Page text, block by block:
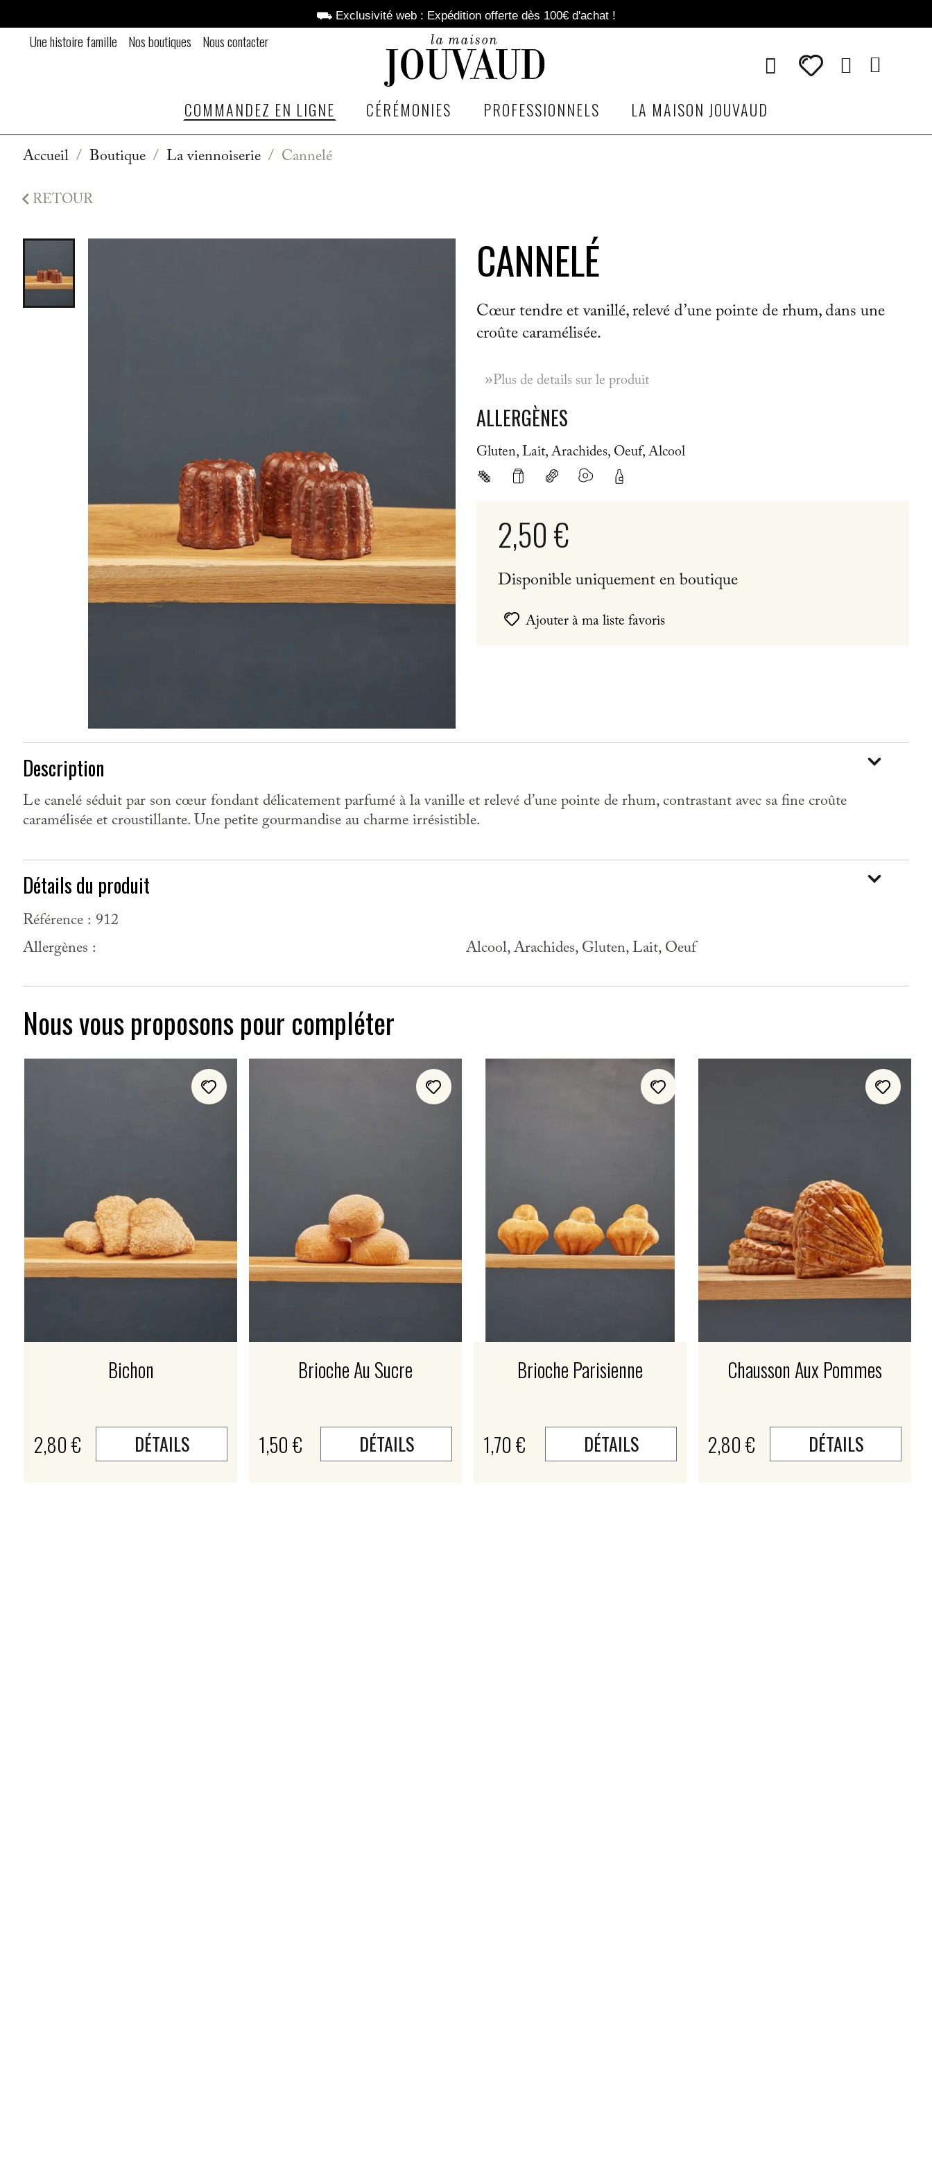
⛟ Exclusivité web : Expédition offerte dès 100€ d'achat !
Une histoire famille Nos boutiques Nous contacter
COMMANDEZ EN LIGNE CÉRÉMONIES PROFESSIONNELS LA MAISON JOUVAUD
Accueil Boutique La viennoiserie Cannelé
RETOUR
CANNELÉ
Cœur tendre et vanillé, relevé d’une pointe de rhum, dans une
croûte caramélisée.
»Plus de details sur le produit
ALLERGÈNES
Gluten, Lait, Arachides, Oeuf, Alcool
2,50 €
Disponible uniquement en boutique
Ajouter à ma liste favoris
Description
Le canelé séduit par son cœur fondant délicatement parfumé à la vanille et relevé d’une pointe de rhum, contrastant avec sa fine croûte
caramélisée et croustillante. Une petite gourmandise au charme irrésistible.
Détails du produit
Référence : 912
Allergènes :
Alcool, Arachides, Gluten, Lait, Oeuf
Nous vous proposons pour compléter
Bichon
2,80 € DÉTAILS
Brioche Au Sucre
1,50 € DÉTAILS
Brioche Parisienne
1,70 € DÉTAILS
Chausson Aux Pommes
2,80 € DÉTAILS